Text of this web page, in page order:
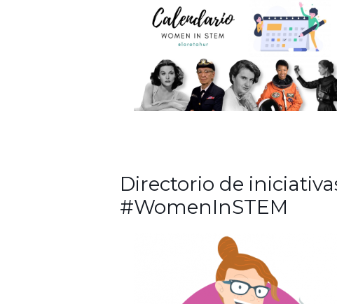
Directorio de
#WomenInSTEM